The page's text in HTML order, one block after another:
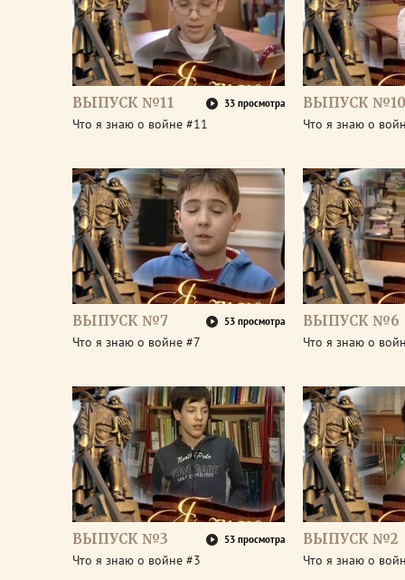
ВЫПУСК №11 33 просмотра
Что я знаю о войне #11
ВЫПУСК №10
Что я знаю о
ВЫПУСК №7 53 просмотра
Что я знаю о войне #7
ВЫПУСК №6
Что я знаю о
ВЫПУСК №3 53 просмотра
Что я знаю о войне #3
ВЫПУСК №2
Что я знаю о